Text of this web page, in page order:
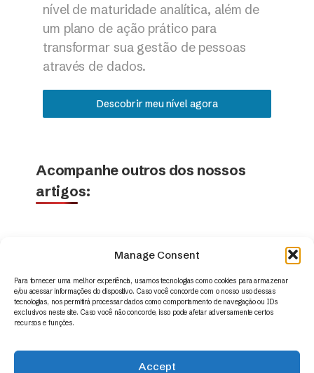
Manage Consent
Para fornecer uma melhor experiência, usamos tecnologias como cookies para armazenar
e/ou acessar informações do dispositivo. Caso você concorde com o nosso uso dessas
tecnologias, nos permitirá processar dados como comportamento de navegação ou IDs
exclusivos neste site. Caso você não concorde, isso pode afetar adversamente certos
recursos e funções.
Accept
nível de maturidade analítica, além de
um plano de ação prático para
transformar sua gestão de pessoas
através de dados.
Descobrir meu nível agora
Acompanhe outros dos nossos
artigos:
© 2014 – 2026 | Appus HR Analytics – www.appus.com –